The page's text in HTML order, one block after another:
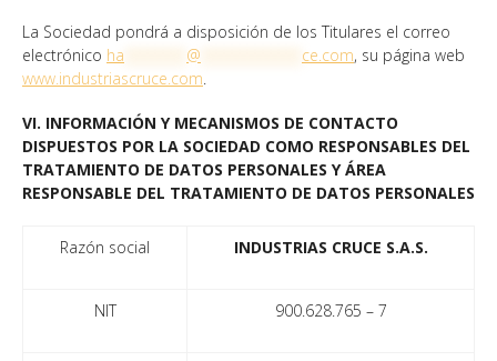
La Sociedad pondrá a disposición de los Titulares el correo
electrónico ha @ ce.com, su página web
www.industriascruce.com.
VI. INFORMACIÓN Y MECANISMOS DE CONTACTO
DISPUESTOS POR LA SOCIEDAD COMO RESPONSABLES DEL
TRATAMIENTO DE DATOS PERSONALES Y ÁREA
RESPONSABLE DEL TRATAMIENTO DE DATOS PERSONALES
Razón social INDUSTRIAS CRUCE S.A.S.
NIT 900.628.765 – 7